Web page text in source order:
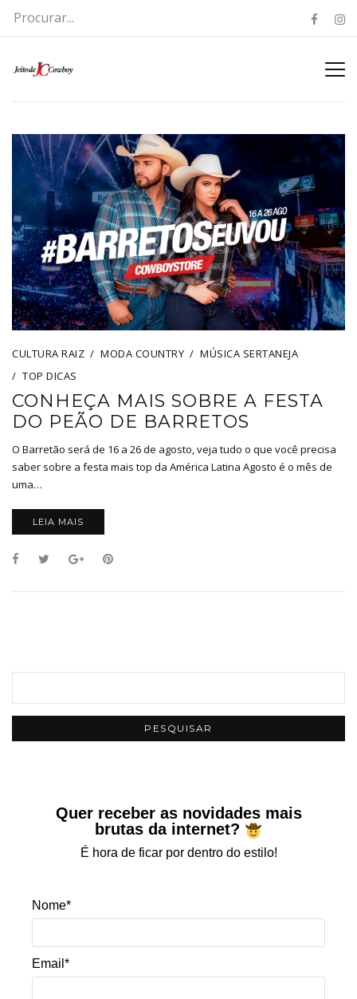
CULTURA RAIZ MODA COUNTRY
MÚSICA SERTANEJA
TOP DICAS
CONHEÇA MAIS SOBRE A FESTA
DO PEÃO DE BARRETOS
O Barretão será de 16 a 26 de agosto, veja tudo o que você precisa
saber sobre a festa mais top da América Latina Agosto é o mês de
uma…
LEIA MAIS
Quer receber as novidades mais
brutas da internet?
É hora de ficar por dentro do estilo!
Nome*
Email*